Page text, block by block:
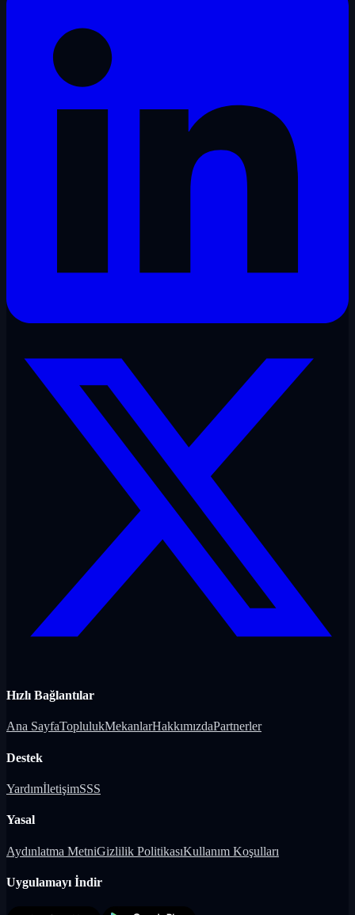
Hızlı Bağlantılar
Ana SayfaToplulukMekanlarHakkımızdaPartnerler
Destek
YardımİletişimSSS
Yasal
Aydınlatma MetniGizlilik PolitikasıKullanım Koşulları
Uygulamayı İndir